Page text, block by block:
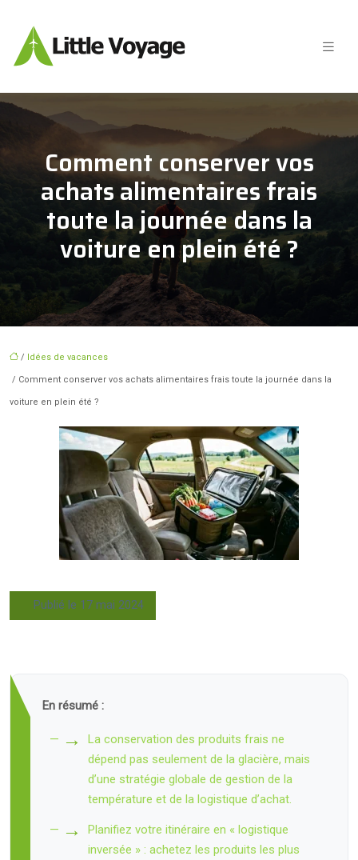
Comment conserver vos
achats alimentaires frais
toute la journée dans la
voiture en plein été ?
/ Idées de vacances
/ Comment conserver vos achats alimentaires frais toute la journée dans la
voiture en plein été ?
Publié le 17 mai 2024
En résumé :
La conservation des produits frais ne
dépend pas seulement de la glacière, mais
d’une stratégie globale de gestion de la
température et de la logistique d’achat.
Planifiez votre itinéraire en « logistique
inversée » : achetez les produits les plus